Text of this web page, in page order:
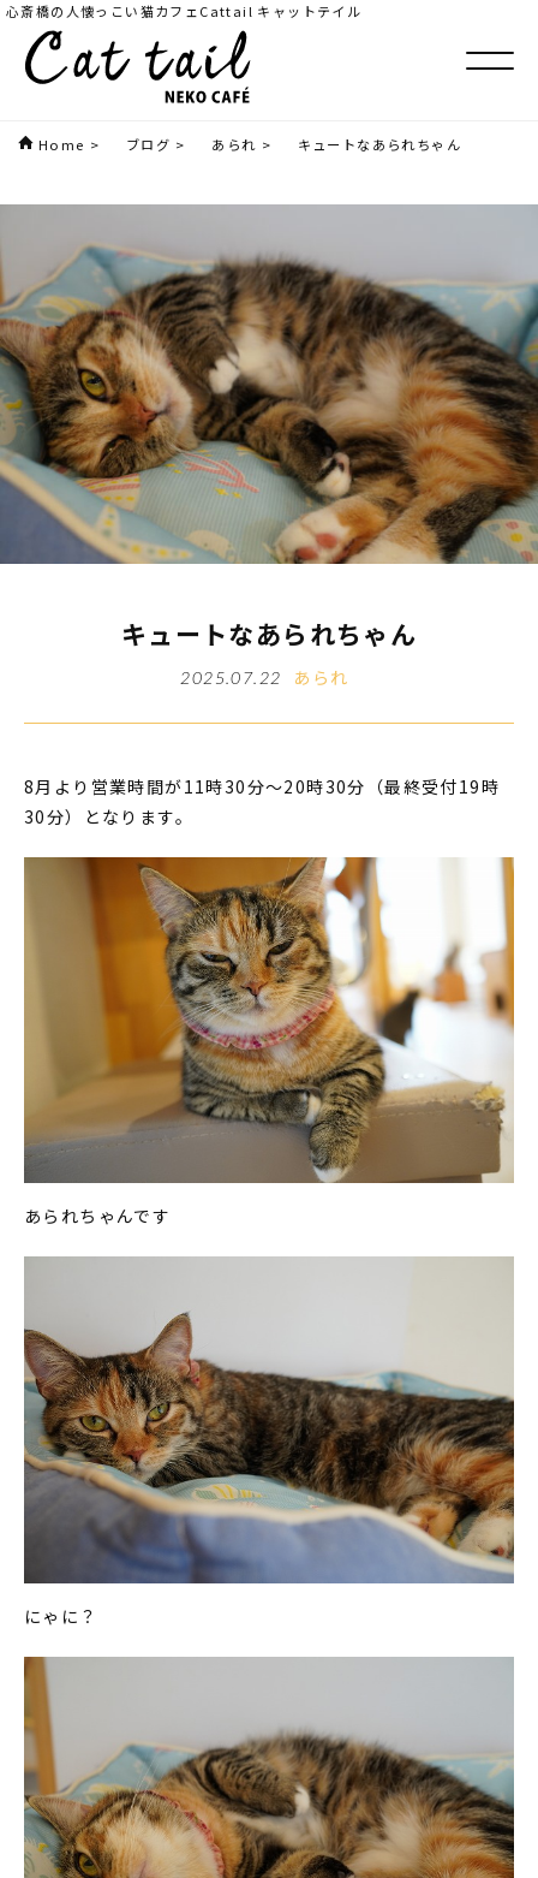
心斎橋の人懐っこい猫カフェCattail キャットテイル
Home > ブログ > あられ > キュートなあられちゃん
キュートなあられちゃん
2025.07.22 あられ
8月より営業時間が11時30分～20時30分（最終受付19時
30分）となります。
あられちゃんです
にゃに？